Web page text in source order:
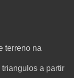
terreno na
a partir